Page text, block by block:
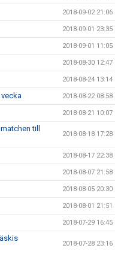
2018-09-02 21:06
2018-09-01 23:35
2018-09-01 11:05
2018-08-30 12:47
2018-08-24 13:14
2018-08-22 08:58
2018-08-21 10:07
till
2018-08-18 17:28
2018-08-17 22:38
2018-08-07 21:58
2018-08-05 20:30
2018-08-01 21:51
2018-07-29 16:45
2018-07-28 23:16